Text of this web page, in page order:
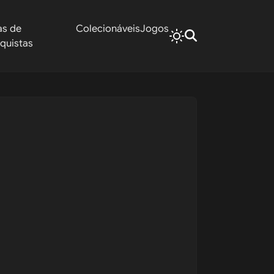
de
ColecionáveisJogos